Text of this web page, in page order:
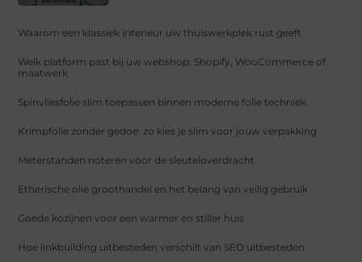
Waarom een klassiek interieur uw thuiswerkplek rust geeft
Welk platform past bij uw webshop: Shopify, WooCommerce of
maatwerk
Spinvliesfolie slim toepassen binnen moderne folie techniek
Krimpfolie zonder gedoe: zo kies je slim voor jouw verpakking
Meterstanden noteren voor de sleuteloverdracht
Etherische olie groothandel en het belang van veilig gebruik
Goede kozijnen voor een warmer en stiller huis
Hoe linkbuilding uitbesteden verschilt van SEO uitbesteden